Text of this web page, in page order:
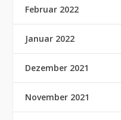
Februar 2022
Januar 2022
Dezember 2021
November 2021